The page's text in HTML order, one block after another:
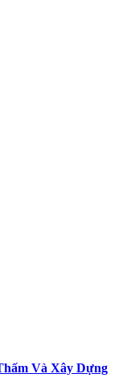
Và Xây Dựng